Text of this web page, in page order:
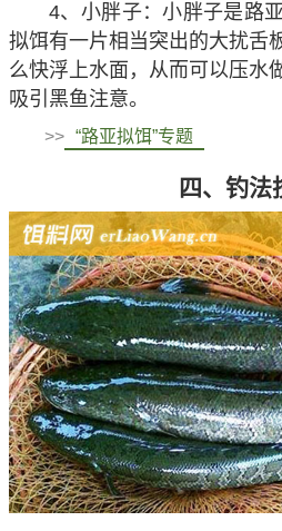
4、小胖子：小胖子是路
拟饵有一片相当突出的大扰舌
么快浮上水面，从而可以压水
吸引黑鱼注意。
>> “路亚拟饵”专题
四、钓法